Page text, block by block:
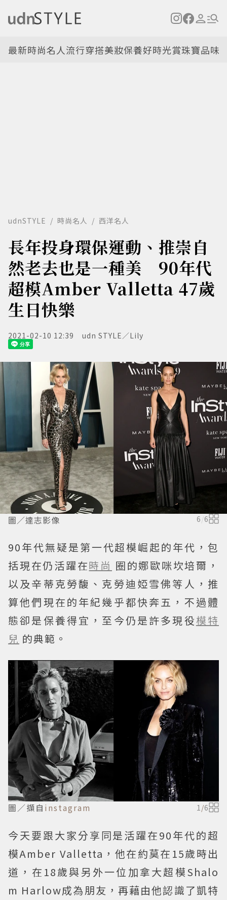
最新時尚名人流行穿搭美妝保養好時光賞珠寶品味
udnSTYLE 時尚名人 西洋名人
長年投身環保運動、推崇自
然老去也是一種美 90年代
超模Amber Valletta 47歲
生日快樂
2021-02-10 12:39 udn STYLE／Lily
圖／達志影像 6 /6
90年代無疑是第一代超模崛起的年代，包
括現在仍活躍在時尚 圈的娜歐咪坎培爾，
以及辛蒂克勞馥、克勞迪婭雪佛等人，推
算他們現在的年紀幾乎都快奔五，不過體
態卻是保養得宜，至今仍是許多現役模特
兒 的典範。
圖／擷自 instagram 1 /6
今天要跟大家分享同是活躍在90年代的超
模Amber Valletta，他在約莫在15歲時出
道，在18歲與另外一位加拿大超模Shalo
m Harlow成為朋友，再藉由他認識了凱特